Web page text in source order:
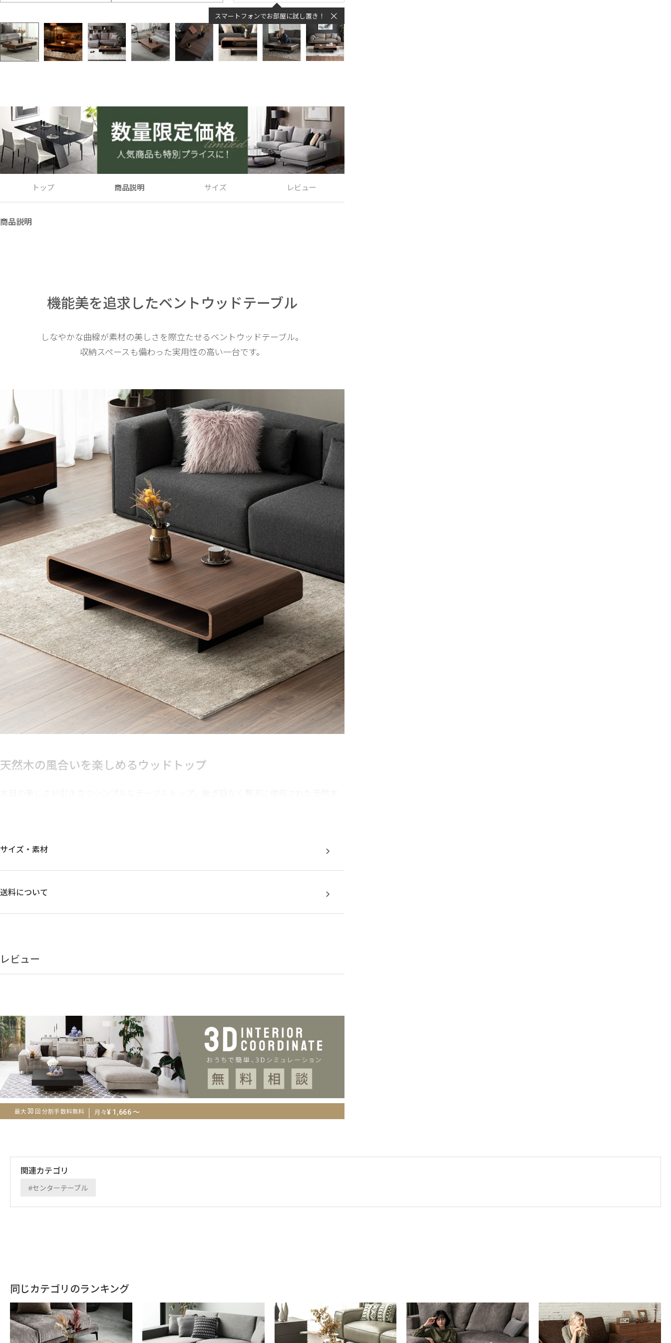
スマートフォンでお部屋に試し置き！
トップ 商品説明 サイズ レビュー
商品説明
機能美を追求したベントウッドテーブル
しなやかな曲線が素材の美しさを際立たせるベントウッドテーブル。
収納スペースも備わった実用性の高い一台です。
天然木の風合いを楽しめるウッドトップ
暮らしに溶け込むモダンデザイン
空間に美しく収まるミニマルなシルエット。コーナーに穏やかなカーブを描いた曲げ木デ
サイズ・素材
送料について
レビュー
最大 30 回 分割手数料無料 月々¥ 1,666～
関連カテゴリ
センターテーブル
同じカテゴリのランキング